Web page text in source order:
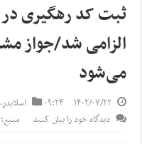
ثبت کد رهگیری در
الزامی شد/جواز
می‌شود
۱۴۰۲/۰۷/۲۲ ۰۹:۲۴ اسلایدر
دیدگاه خود را بیان کنید